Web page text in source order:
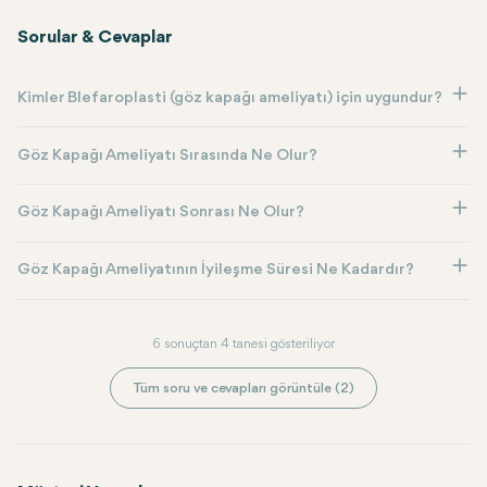
Sorular & Cevaplar
Kimler Blefaroplasti (göz kapağı ameliyatı) için uygundur?
Göz Kapağı Ameliyatı Sırasında Ne Olur?
Göz Kapağı Ameliyatı Sonrası Ne Olur?
Göz Kapağı Ameliyatının İyileşme Süresi Ne Kadardır?
6 sonuçtan 4 tanesi gösteriliyor
Tüm soru ve cevapları görüntüle (2)